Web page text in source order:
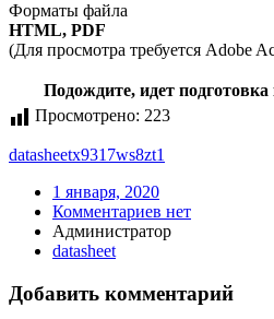
Форматы файла
HTML, PDF
(Для просмотра требуется Adobe
Подождите, идет
Просмотрено: 223
datasheetx9317ws8zt1
1 января, 2020
Комментариев нет
Администратор
datasheet
Добавить комментарий